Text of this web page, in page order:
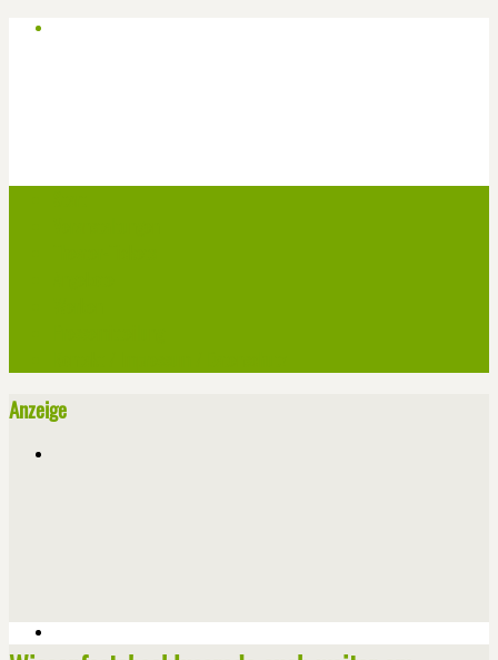
Anzeige